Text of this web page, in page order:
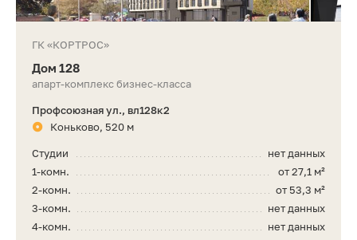
ГК «КОРТРОС»
Дом 128
апарт-комплекс бизнес-класса
Профсоюзная ул., вл128к2
Коньково, 520 м
нет данных
Студии
от 27,1 м²
1-комн.
от 53,3 м²
2-комн.
нет данных
3-комн.
нет данных
4-комн.